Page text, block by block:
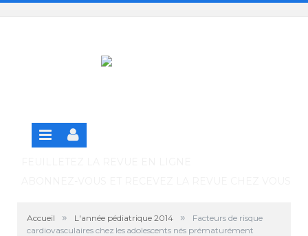
Panneau de gestion des cookies
SE CONNECTER
S'INSCRIRE GRATUITEMENT À LA VERSION EN
Accueil » L'année pédiatrique 2014 »
Facteurs de risque
cardiovasculaires chez les adolescents nés prématurément